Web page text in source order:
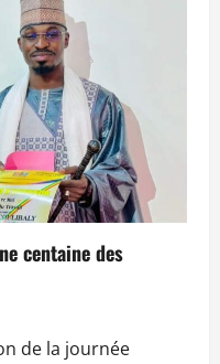
centaine des
de la journée